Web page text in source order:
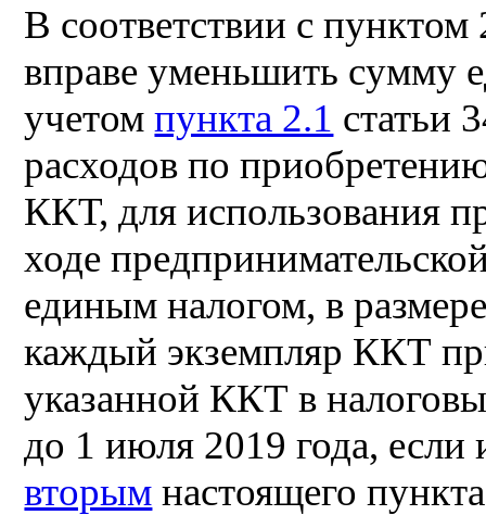
В соответствии с
вправе уменьшить сумму
учетомпункта 2.1 статьи
расходов по
ККТ, для использования
ходе
единым налогом, в
каждый экземпляр ККТ
указанной ККТ в
до 1 июля 2019 года,
вторым настоящего